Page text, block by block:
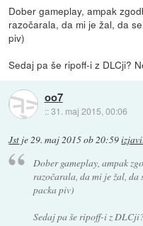
Dober gameplay, ampak
razočarala, da mi je žal, da
piv)
Sedaj pa še ripoff-i z DLCji?
oo7
::31. maj 2015, 00:06
Jst je 29. maj 2015 ob 20:59
Dober gameplay, ampak
razočarala, da mi je žal, da
packa piv)
Sedaj pa še ripoff-i z